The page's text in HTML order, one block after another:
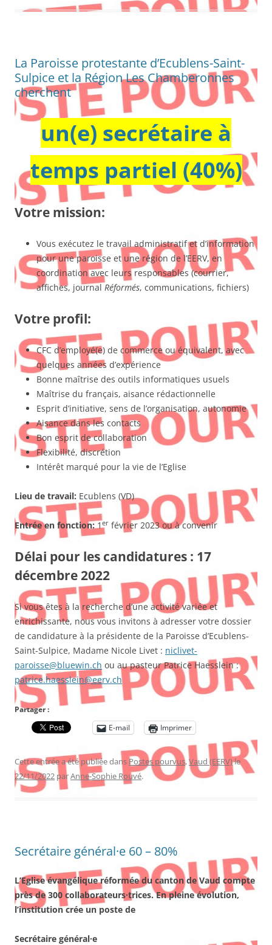
La Paroisse protestante d’Ecublens-Saint-
Sulpice et la Région Les Chamberonnes
cherchent
un(e) secrétaire à
temps partiel (40%)
Votre mission:
Vous exécutez le travail administratif et d’information
pour une paroisse et une région de l’EERV, en
coordination avec leurs responsables (courrier,
affiches, journal Réformés, communications, fichiers)
Votre profil:
CFC d’employé(e) de commerce ou équivalent, avec
quelques années d’expérience
Bonne maîtrise des outils informatiques usuels
Maîtrise du français, aisance rédactionnelle
Esprit d’initiative, sens de l’organisation, autonomie
Aisance dans les contacts
Bon esprit de collaboration
Flexibilité, discrétion
Intérêt marqué pour la vie de l’Eglise
Lieu de travail: Ecublens (VD)
Entrée en fonction:1er février 2023 ou à convenir
Délai pour les candidatures : 17
décembre 2022
Si vous êtes à la recherche d’une activité variée et
enrichissante, nous vous invitons à adresser votre dossier
de candidature à la présidente de la Paroisse d’Ecublens-
Saint-Sulpice, Madame Nicole Livet : niclivet-
paroisse@bluewin.ch ou au pasteur Patrice Haesslein :
patrice.haesslein@eerv.ch
Partager :
E-mail
Imprimer
Cette entrée a été publiée dans Postes pourvus,Vaud (EERV)le
22/11/2022 parAnne-Sophie Rouvé.
Secrétaire général·e 60 – 80%
L’Eglise évangélique réformée du canton de Vaud compte
près de 300 collaborateurs·trices. En pleine évolution,
l’institution crée un poste de
Secrétaire général·e